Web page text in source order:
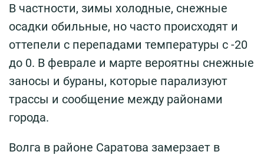
В частности, зимы холодные, снежные
осадки обильные, но часто происходят и
оттепели с перепадами температуры с -20
до 0. В феврале и марте вероятны снежные
заносы и бураны, которые парализуют
трассы и сообщение между районами
города.
Волга в районе Саратова замерзает в